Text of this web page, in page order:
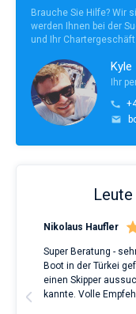
Brauche Sie Hilfe? Wir
werden Ihnen bei der
und Ihr
Kyle
Ihr
Nikolaus Haufler
Super Beratung -
Boot in der Türkei
einen Skipper
kannte. Volle